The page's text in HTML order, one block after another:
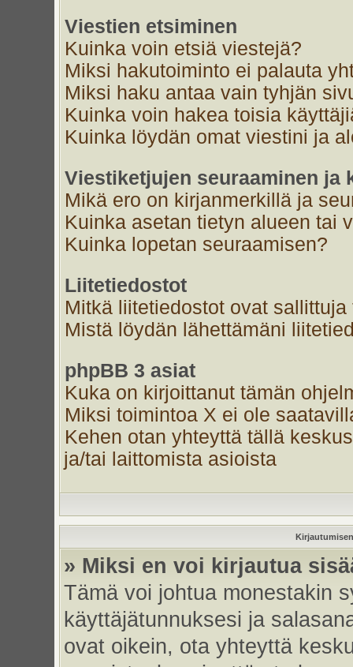
Viestien etsiminen
Kuinka voin etsiä viestejä?
Miksi hakutoiminto ei palauta
Miksi haku antaa vain tyhjän
Kuinka voin hakea toisia
Kuinka löydän omat viestini ja
Viestiketjujen seuraaminen ja
Mikä ero on kirjanmerkillä ja
Kuinka asetan tietyn alueen tai
Kuinka lopetan seuraamisen?
Liitetiedostot
Mitkä liitetiedostot ovat
Mistä löydän lähettämäni
phpBB 3 asiat
Kuka on kirjoittanut tämän
Miksi toimintoa X ei ole
Kehen otan yhteyttä tällä
ja/tai laittomista asioista
» Miksi en voi kirjautua
Tämä voi johtua monestakin
käyttäjätunnuksesi ja
ovat oikein, ota yhteyttä